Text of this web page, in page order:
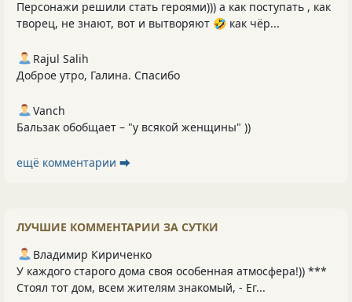
Персонажи решили стать героями))) а как поступать , как
творец, не знают, вот и вытворяют 🤣 как чёр...
Rajul Salih
Доброе утро, Галина. Спасибо
Vanch
Бальзак обобщает – "у всякой женщины" ))
ещё комментарии ⮕
ЛУЧШИЕ КОММЕНТАРИИ ЗА СУТКИ
Владимир Кириченко
У каждого старого дома своя особенная атмосфера!)) ***
Стоял тот дом, всем жителям знакомый, - Ег...